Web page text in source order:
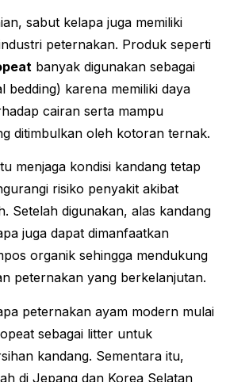
sabut kelapa juga memiliki
peternakan. Produk seperti
banyak digunakan sebagai
bedding) karena memiliki daya
cairan serta mampu
ditimbulkan oleh kotoran ternak.
menjaga kondisi kandang tetap
risiko penyakit akibat
Setelah digunakan, alas kandang
juga dapat dimanfaatkan
organik sehingga mendukung
peternakan yang berkelanjutan.
peternakan ayam modern mulai
sebagai litter untuk
kandang. Sementara itu,
di Jepang dan Korea Selatan